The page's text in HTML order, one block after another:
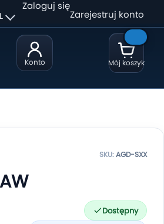
Konto
Zaloguj się
Zarejestruj konto
Mój koszyk
SKU:AGD-SXX
Dostępny